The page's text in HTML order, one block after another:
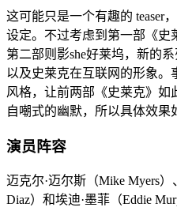
这可能只是一个有趣的 teaser
设定。不过考虑到第一部《史
第二部则影she好莱坞，新的
以及史莱克在互联网的形象。
风格，让前两部《史莱克》如
自嘲式的幽默，所以具体效果
演员阵容
迈克尔·迈尔斯（Mike Myers）
Diaz）和埃迪·墨菲（Eddie